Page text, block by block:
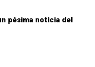
pésima noticia del